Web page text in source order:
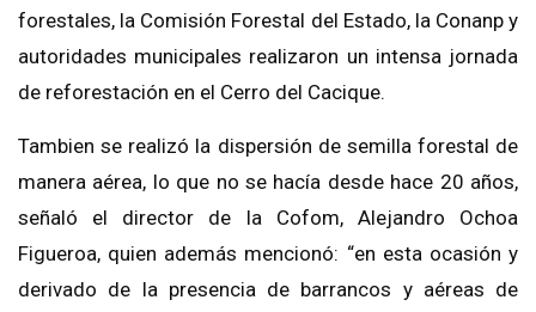
forestales, la Comisión Forestal del Estado, la Conanp y
autoridades municipales realizaron un intensa jornada
de reforestación en el Cerro del Cacique.
Tambien se realizó la dispersión de semilla forestal de
manera aérea, lo que no se hacía desde hace 20 años,
señaló el director de la Cofom, Alejandro Ochoa
Figueroa, quien además mencionó: “en esta ocasión y
derivado de la presencia de barrancos y aéreas de